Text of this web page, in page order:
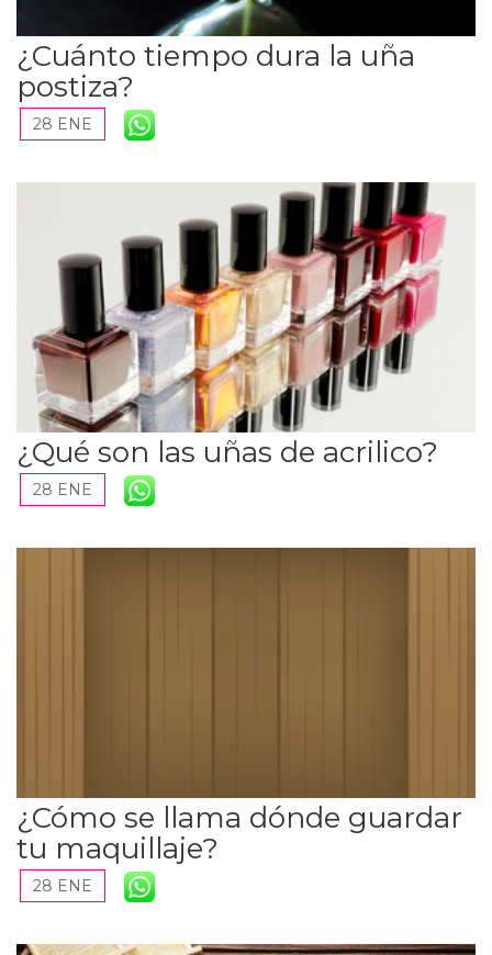
¿Cuánto tiempo dura la uña
postiza?
28 ENE
¿Qué son las uñas de acrilico?
28 ENE
¿Cómo se llama dónde guardar
tu maquillaje?
28 ENE